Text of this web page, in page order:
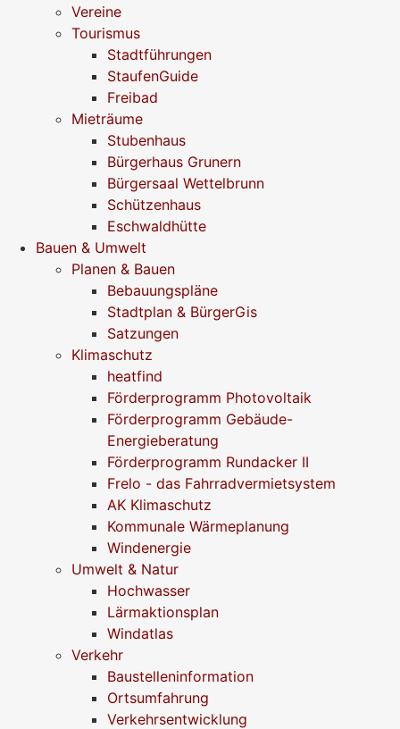
Vereine
Tourismus
Stadtführungen
StaufenGuide
Freibad
Mieträume
Stubenhaus
Bürgerhaus Grunern
Bürgersaal Wettelbrunn
Schützenhaus
Eschwaldhütte
Bauen & Umwelt
Planen & Bauen
Bebauungspläne
Stadtplan & BürgerGis
Satzungen
Klimaschutz
heatfind
Förderprogramm Photovoltaik
Förderprogramm Gebäude-
Energieberatung
Förderprogramm Rundacker II
Frelo - das Fahrradvermietsystem
AK Klimaschutz
Kommunale Wärmeplanung
Windenergie
Umwelt & Natur
Hochwasser
Lärmaktionsplan
Windatlas
Verkehr
Baustelleninformation
Ortsumfahrung
Verkehrsentwicklung